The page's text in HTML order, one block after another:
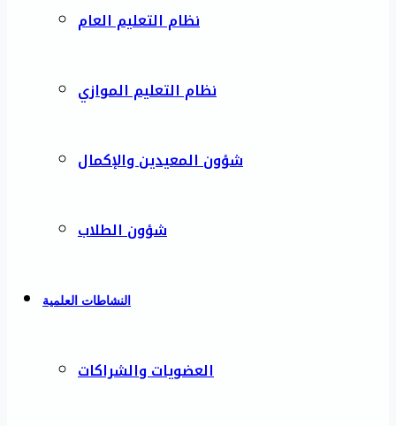
نظام التعليم العام
نظام التعليم الموازي
شؤون المعيدين والإكمال
شؤون الطلاب
النشاطات العلمية
العضويات والشراكات